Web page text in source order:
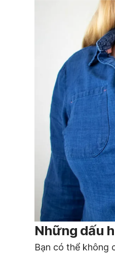
Những dấu
Bạn có thể không